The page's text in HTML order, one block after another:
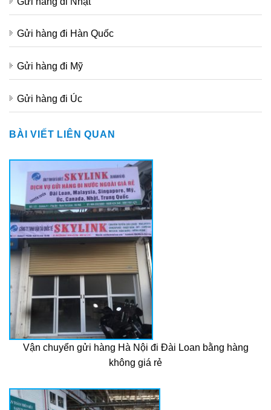
Gửi hàng đi Hàn Quốc
Gửi hàng đi Mỹ
Gửi hàng đi Úc
BÀI VIẾT LIÊN QUAN
Vận chuyển gửi hàng Hà Nội đi Đài Loan bằng hàng
không giá rẻ